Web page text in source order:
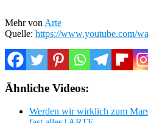
Mehr von Arte
Quelle: https://www.youtube.com/
Ähnliche Videos:
Werden wir wirklich zum